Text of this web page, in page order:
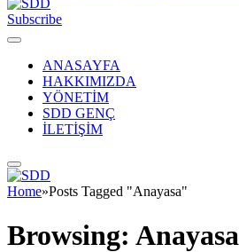
Subscribe
ANASAYFA
HAKKIMIZDA
YÖNETİM
SDD GENÇ
İLETİŞİM
Home»Posts Tagged "Anayasa"
Browsing: Anayasa